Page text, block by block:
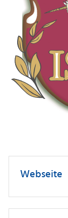
Webseite